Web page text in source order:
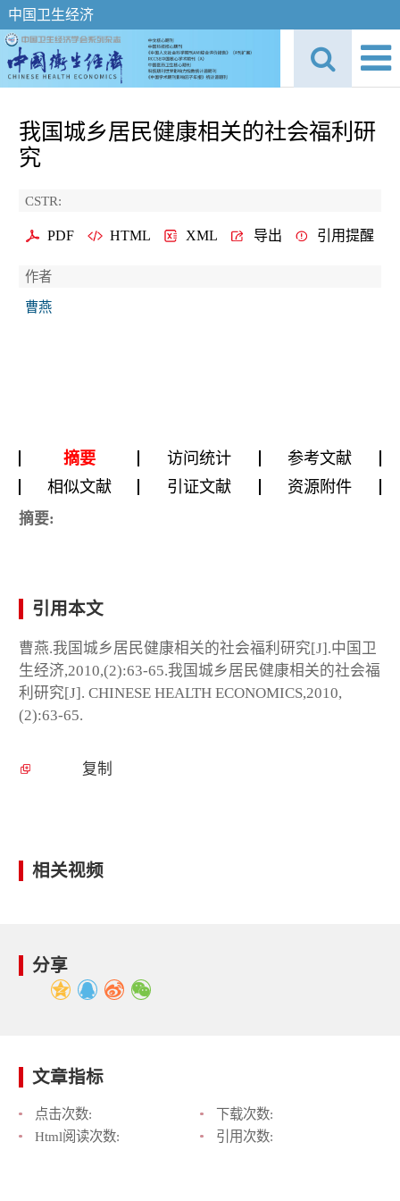
中国卫生经济
我国城乡居民健康相关的社会福利研
究
CSTR:
PDF HTML XML 导出 引用提醒
作者
曹燕
摘要 访问统计
参考文献
相似文献
引证文献 资源附件
摘要:
引用本文
曹燕.我国城乡居民健康相关的社会福利研究[J].中国卫
生经济,2010,(2):63-65.我国城乡居民健康相关的社会福
利研究[J]. CHINESE HEALTH ECONOMICS,2010,
(2):63-65.
复制
相关视频
分享
文章指标
点击次数:
下载次数:
Html阅读次数:
引用次数: